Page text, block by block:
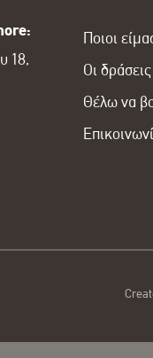
18,
Ποιοι
Οι
Θέλω να